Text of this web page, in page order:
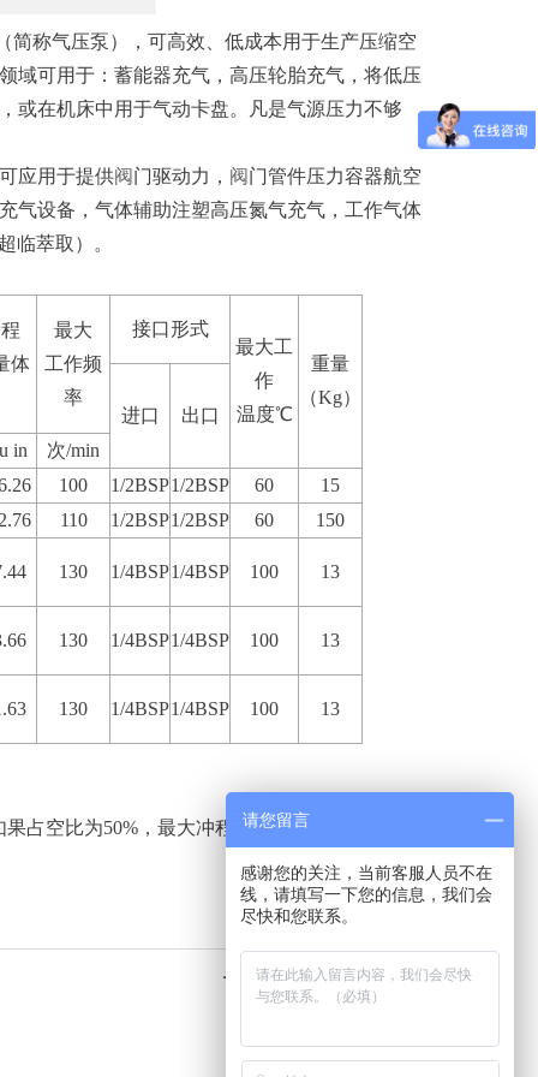
简称气压泵），可高效、低成本用于生产压缩空
域可用于：蓄能器充气，高压轮胎充气，将低压
或在机床中用于气动卡盘。凡是气源压力不够
应用于提供阀门驱动力， 阀门管件压力容器航空
气设备，气体辅助注塑高压氮气充气，工作气体
临萃取）。
体
最大
工作频
率
接口形式
最大工
作
温度℃
重量
（Kg）
进口
出口
in
次/min
100 1/2BSP1/2BSP 60
15
110 1/2BSP1/2BSP 60 150
130 1/4BSP1/4BSP 100 13
130 1/4BSP1/4BSP 100 13
130 1/4BSP1/4BSP 100 13
占空比为50%，最大冲程频率就是90-100
下一个产品：没有了！
请您留言
感谢您的关注，当前客服人员不在
线，请填写一下您的信息，我们会
尽快和您联系。